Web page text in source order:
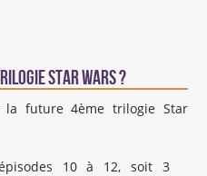
Star Wars ?
la future 4ème trilogie Star
10 à 12, soit 3